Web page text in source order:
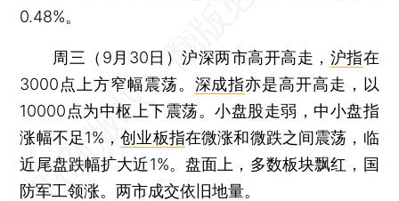
0.48%。
周三（9月30日）沪深两市高开高走， 沪指在
3000点上方窄幅震荡。 深成指亦是高开高走，以
10000点为中枢上下震荡。小盘股走弱，中小盘指
涨幅不足1%，创业板指在微涨和微跌之间震荡，临
近尾盘跌幅扩大近1%。盘面上，多数板块飘红，国
防军工领涨。两市成交依旧地量。